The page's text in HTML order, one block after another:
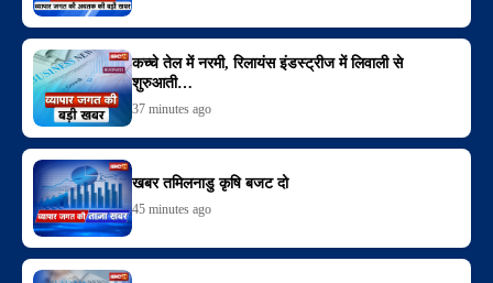
कच्चे तेल में नरमी, रिलायंस इंडस्ट्रीज में लिवाली से
शुरुआती…
37 minutes ago
खबर तमिलनाडु कृषि बजट दो
45 minutes ago